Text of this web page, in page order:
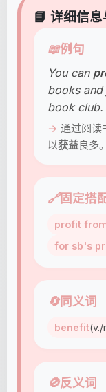
📘 详细信
📖例句
You can
books and
book club.
通过阅读
以获益良多。
🔗固定搭
profit
for sb's
🔄同义词
benefit(v./
🚫反义词